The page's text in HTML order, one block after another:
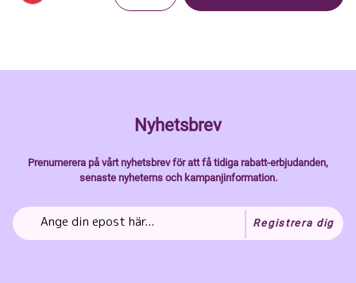
Nyhetsbrev
Prenumerera på vårt nyhetsbrev för att få tidiga rabatt-erbjudanden,
senaste nyheterns och kampanjinformation.
Registrera dig